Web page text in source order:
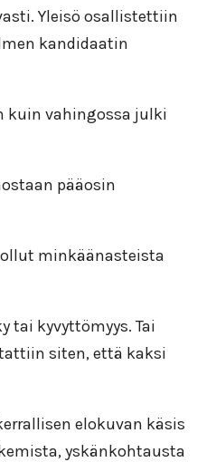
Yleisö osallistettiin
kandidaatin
kuin vahingossa julki
pääosin
minkäänasteista
tai kyvyttömyys. Tai
siten, että kaksi
elokuvan käsis
yskänkohtausta